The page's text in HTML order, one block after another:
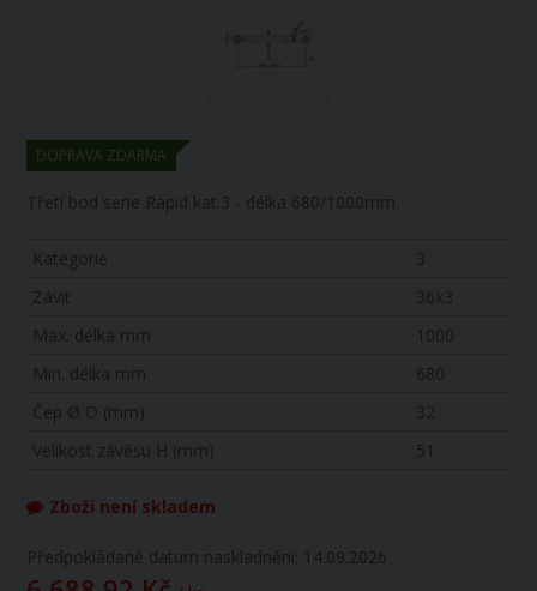
DOPRAVA ZDARMA
Třetí bod serie Rapid kat.3 - délka 680/1000mm.
Kategorie
3
Závit
36x3
Max. délka mm
1000
Min. délka mm
680
Čep Ø D (mm)
32
Velikost závěsu H (mm)
51
Zboží není skladem
Předpokládané datum naskladnění: 14.09.2026